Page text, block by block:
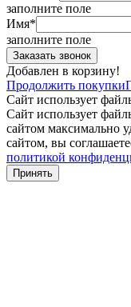
заполните поле
Имя*
заполните поле
Добавлен в корзину!
Продолжить покупки
Сайт использует
Сайт использует
сайтом максимально
сайтом, вы
политикой
Принять